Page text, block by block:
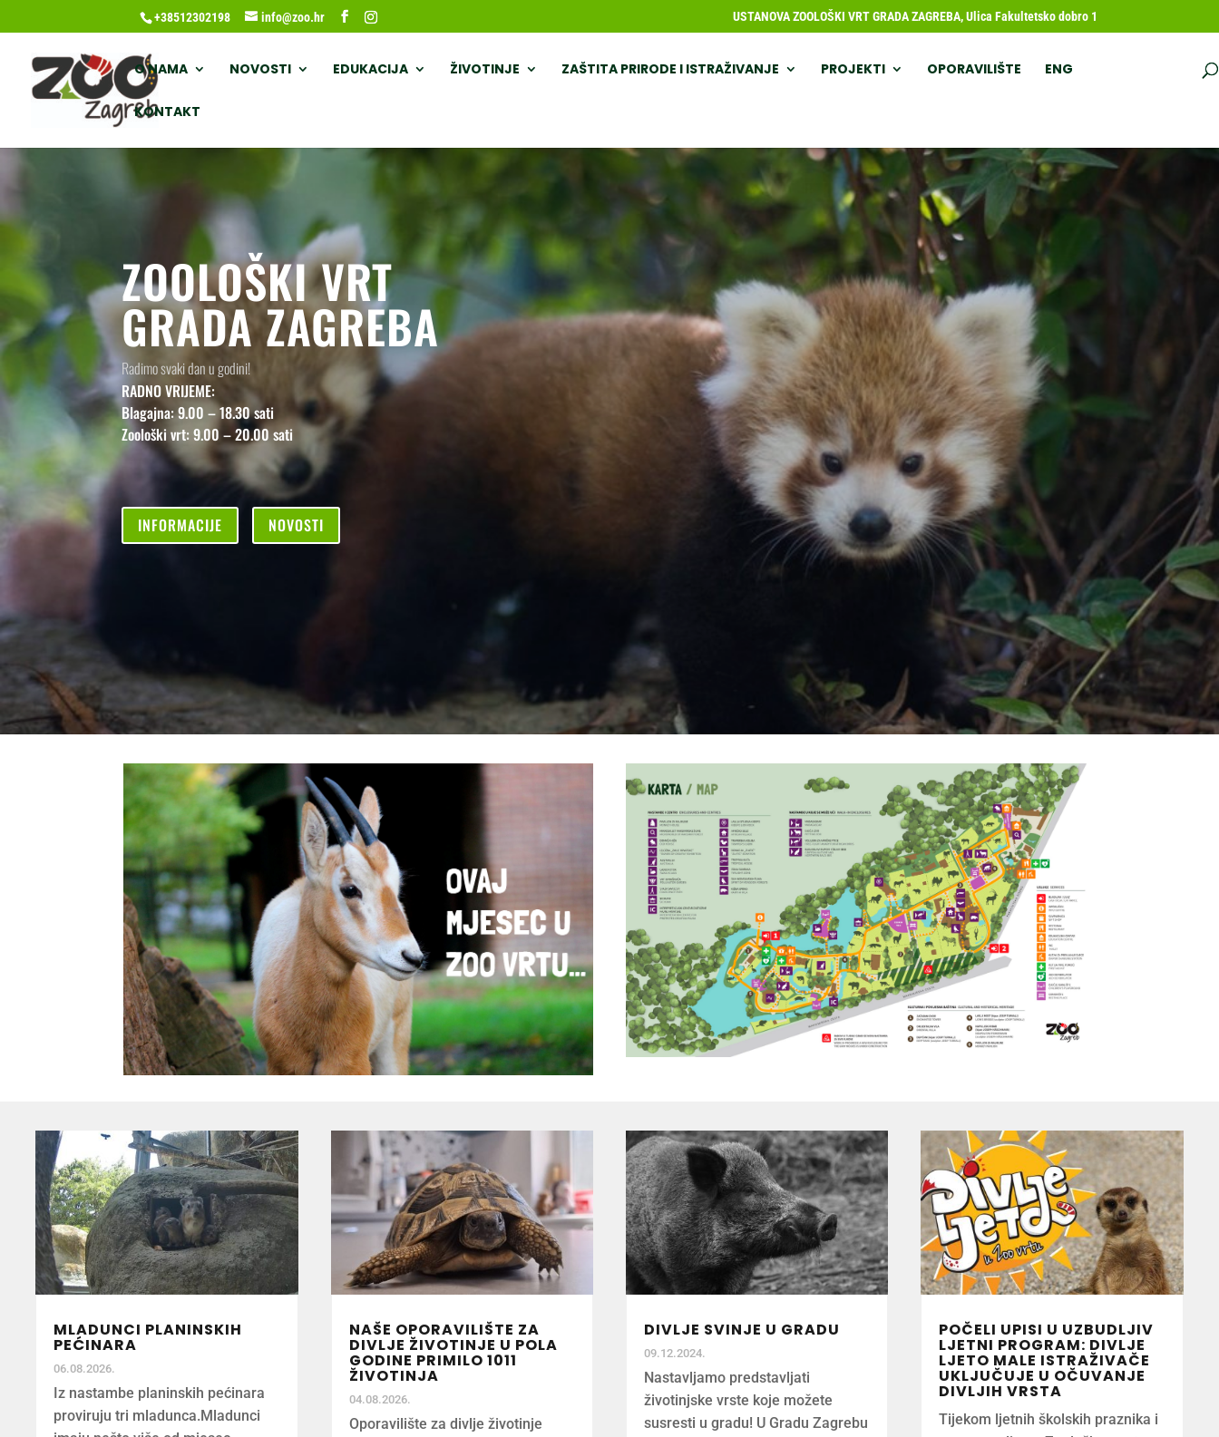
+38512302198 info@zoo.hr USTANOVA ZOOLOŠKI VRT GRADA ZAGREBA, Ulica Fakultetsko dobro 1
O NAMA NOVOSTI EDUKACIJA ŽIVOTINJE ZAŠTITA PRIRODE I ISTRAŽIVANJE PROJEKTI OPORAVILIŠTE ENG
KONTAKT
ZOOLOŠKI VRT
GRADA ZAGREBA
Radimo svaki dan u godini!
RADNO VRIJEME:
Blagajna: 9.00 – 18.30 sati
Zoološki vrt: 9.00 – 20.00 sati
INFORMACIJE NOVOSTI
MLADUNCI PLANINSKIH
PEĆINARA
06.08.2026.
Iz nastambe planinskih pećinara
proviruju tri mladunca.Mladunci
NAŠE OPORAVILIŠTE ZA
DIVLJE ŽIVOTINJE U POLA
GODINE PRIMILO 1011
ŽIVOTINJA
04.08.2026.
Oporavilište za divlje životinje
DIVLJE SVINJE U GRADU
09.12.2024.
Nastavljamo predstavljati
životinjske vrste koje možete
susresti u gradu! U Gradu Zagrebu
POČELI UPISI U UZBUDLJIV
LJETNI PROGRAM: DIVLJE
LJETO MALE ISTRAŽIVAČE
UKLJUČUJE U OČUVANJE
DIVLJIH VRSTA
Tijekom ljetnih školskih praznika i